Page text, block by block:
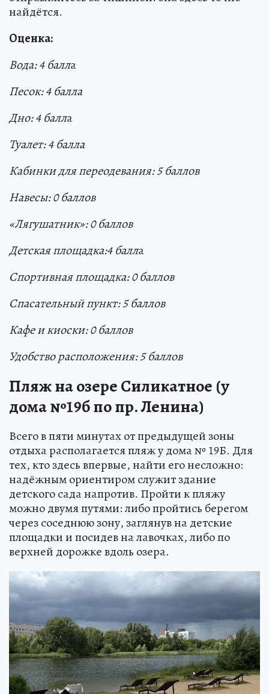
найдётся.
Оценка:
Вода:4 балла
Песок: 4 балла
Дно:4 балла
Туалет: 4 балла
Кабинки для переодевания: 5 баллов
Навесы:0 баллов
«Лягушатник»:0 баллов
Детская площадка:4 балла
Спортивная площадка:0 баллов
Спасательный пункт: 5 баллов
Кафе и киоски:0 баллов
Удобство расположения: 5 баллов
Пляж на озере Силикатное (у
дома №19б по пр. Ленина)
Всего в пяти минутах от предыдущей зоны
отдыха располагается пляж у дома № 19Б. Для
тех, кто здесь впервые, найти его несложно:
надёжным ориентиром служит здание
детского сада напротив. Пройти к пляжу
можно двумя путями: либо пройтись берегом
через соседнюю зону, заглянув на детские
площадки и посидев на лавочках, либо по
верхней дорожке вдоль озера.